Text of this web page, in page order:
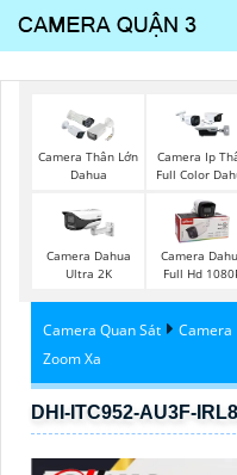
Camera Thân Lớn
Dahua
Camera Ip
Full Color
Camera Dahua
Ultra 2K
Camera
Full Hd
Camera Quan Sát Camera
Zoom Xa
DHI-ITC952-AU3F-